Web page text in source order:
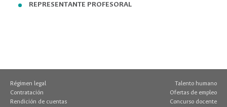
REPRESENTANTE PROFESORAL
Régimen legal
Contratación
Rendición de cuentas
Talento humano
Ofertas de empleo
Concurso docente